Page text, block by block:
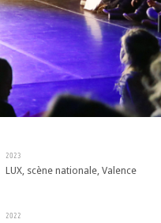
2023
LUX, scène nationale, Valence
2022